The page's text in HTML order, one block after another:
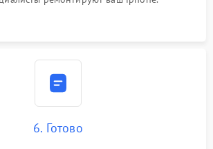
6. Готово